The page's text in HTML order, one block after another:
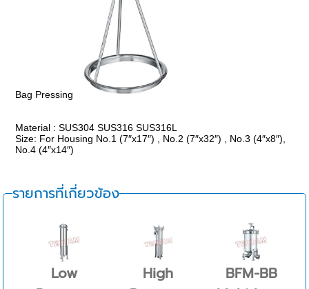
Bag Pressing
Material : SUS304 SUS316 SUS316L
Size: For Housing No.1 (7″x17″) , No.2 (7″x32″) , No.3 (4″x8″),
No.4 (4″x14″)
รายการที่เกี่ยวข้อง
Low
High
BFM-BB